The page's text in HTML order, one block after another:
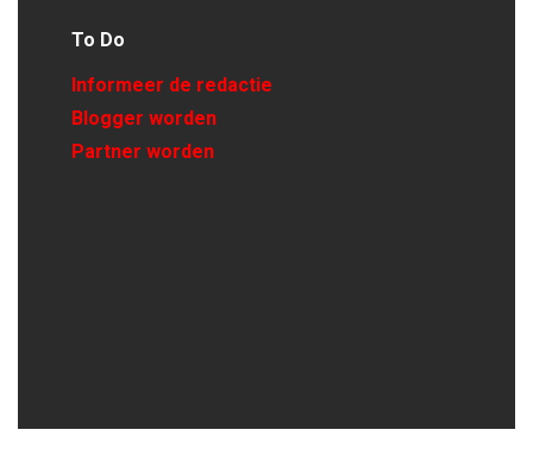
To Do
Informeer de redactie
Blogger worden
Partner worden